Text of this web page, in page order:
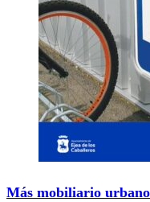
Más mobiliario